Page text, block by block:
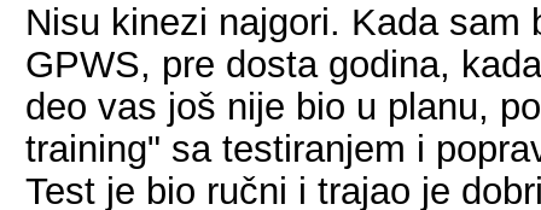
Nisu kinezi najgori. Kada
GPWS, pre dosta godina,
deo vas još nije bio u planu,
training" sa testiranjem i
Test je bio ručni i trajao je